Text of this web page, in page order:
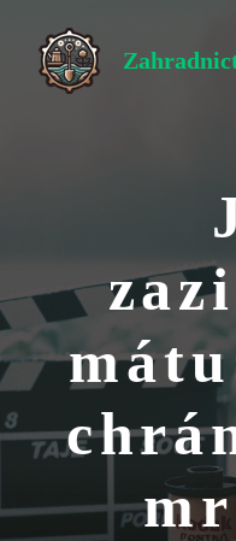
obsah